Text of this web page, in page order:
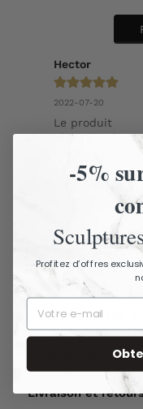
Hector
2022-07-20
Le produit
répondait à
expédition
beau look et
Description
À propos de The
Livraison
Livraison et
-5%
Profitez d’offres